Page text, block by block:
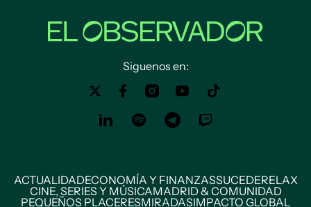
Siguenos en:
ACTUALIDADECONOMÍA Y FINANZASSUCEDERELAX
CINE, SERIES Y MÚSICAMADRID & COMUNIDAD
PEQUEÑOS PLACERESMIRADASIMPACTO GLOBAL